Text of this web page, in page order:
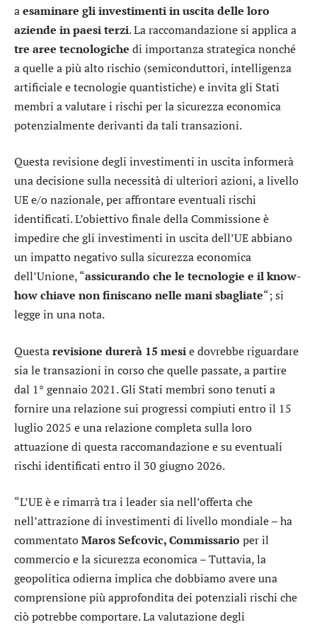
aesaminare gli investimenti in uscita delle loro
aziende in paesi terzi. La raccomandazione si applica a
tre aree tecnologiche di importanza strategica nonché
a quelle a più alto rischio (semiconduttori, intelligenza
artificiale e tecnologie quantistiche) e invita gli Stati
membri a valutare i rischi per la sicurezza economica
potenzialmente derivanti da tali transazioni.
Questa revisione degli investimenti in uscita informerà
una decisione sulla necessità di ulteriori azioni, a livello
UE e/o nazionale, per affrontare eventuali rischi
identificati. L’obiettivo finale della Commissione è
impedire che gli investimenti in uscita dell’UE abbiano
un impatto negativo sulla sicurezza economica
dell’Unione, “assicurando che le tecnologie e il know-
how chiave non finiscano nelle mani sbagliate“; si
legge in una nota.
Questarevisione durerà 15 mesie dovrebbe riguardare
sia le transazioni in corso che quelle passate, a partire
dal 1° gennaio 2021. Gli Stati membri sono tenuti a
fornire una relazione sui progressi compiuti entro il 15
luglio 2025 e una relazione completa sulla loro
attuazione di questa raccomandazione e su eventuali
rischi identificati entro il 30 giugno 2026.
“L’UE è e rimarrà tra i leader sia nell’offerta che
nell’attrazione di investimenti di livello mondiale – ha
commentatoMaros Sefcovic, Commissario per il
commercio e la sicurezza economica – Tuttavia, la
geopolitica odierna implica che dobbiamo avere una
comprensione più approfondita dei potenziali rischi che
ciò potrebbe comportare. La valutazione degli